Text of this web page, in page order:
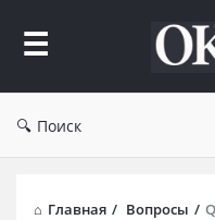
Поиск
Главная / Вопросы /